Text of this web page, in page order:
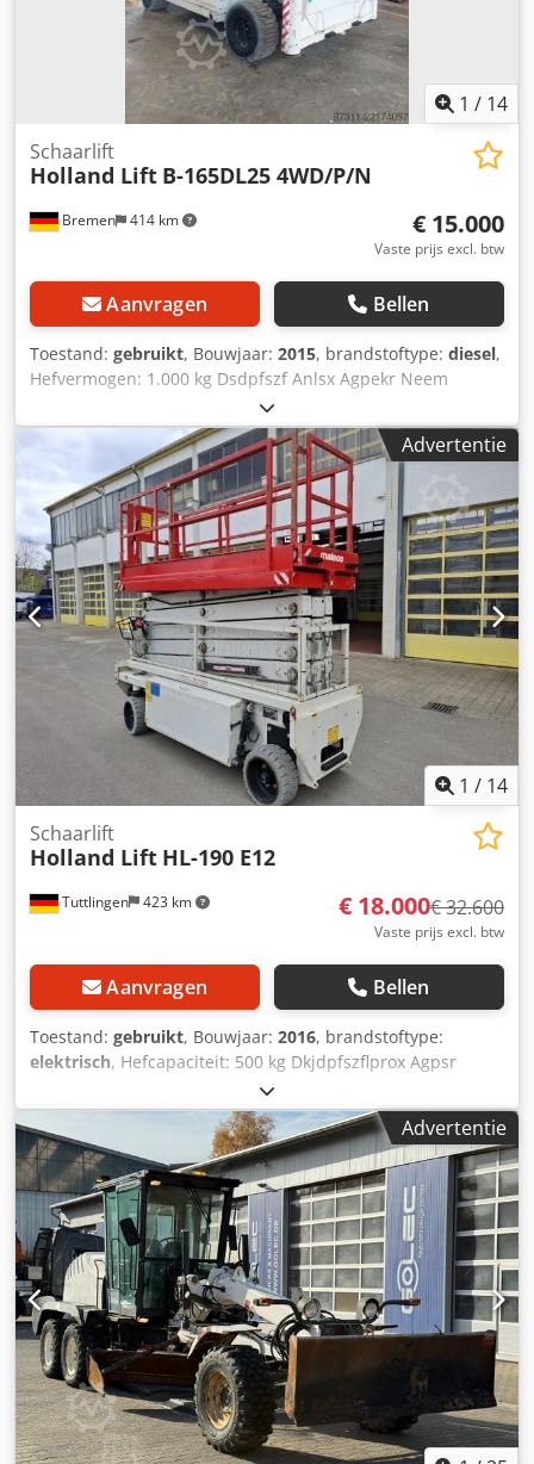
1 / 14
Bremen 414 km
Schaarlift
Holland Lift B-165DL25 4WD/P/N
€ 15.000
Vaste prijs excl. btw
Aanvragen Bellen
Toestand: gebruikt, Bouwjaar: 2015, brandstoftype: diesel,
Hefvermogen: 1.000 kg Dsdpfszf Anlsx Agpekr Neem
contact op met het gebruikte-machines-centrum voor meer
informatie.
Advertentie
1 / 14
Tuttlingen 423 km
Schaarlift
Holland Lift HL-190 E12
€ 18.000€ 32.600
Vaste prijs excl. btw
Aanvragen Bellen
Toestand: gebruikt, Bouwjaar: 2016, brandstoftype:
elektrisch, Hefcapaciteit: 500 kg Dkjdpfszflprox Agpsr
Neem contact op met het gebruikte apparatuurcentrum
voor meer informatie.
Advertentie